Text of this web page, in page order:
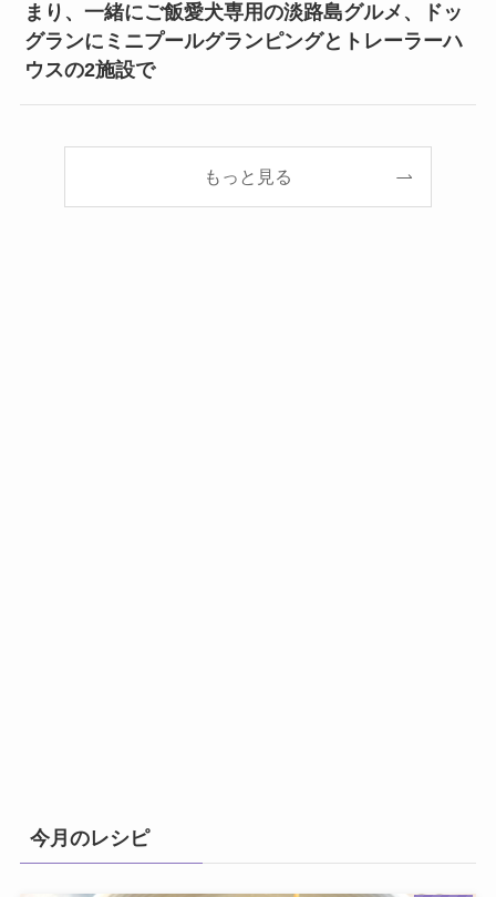
まり、一緒にご飯愛犬専用の淡路島グルメ、ドッ
グランにミニプールグランピングとトレーラーハ
ウスの2施設で
もっと見る
今月のレシピ